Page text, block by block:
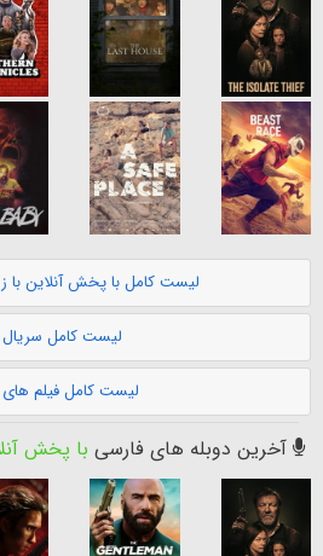
لیست کامل با پخش آنلاین با
لیست کامل
لیست کامل فیلم های
آخرین دوبله های فارسی با پخش